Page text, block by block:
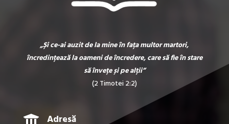
„Și ce-ai auzit de la mine în fața multor martori,
încredințează la oameni de încredere, care să fie în stare
să învețe și pe alții”
(2 Timotei 2:2)
Adresă